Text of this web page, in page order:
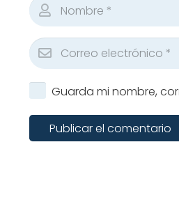
Guarda mi nombre,
Publicar el comentario